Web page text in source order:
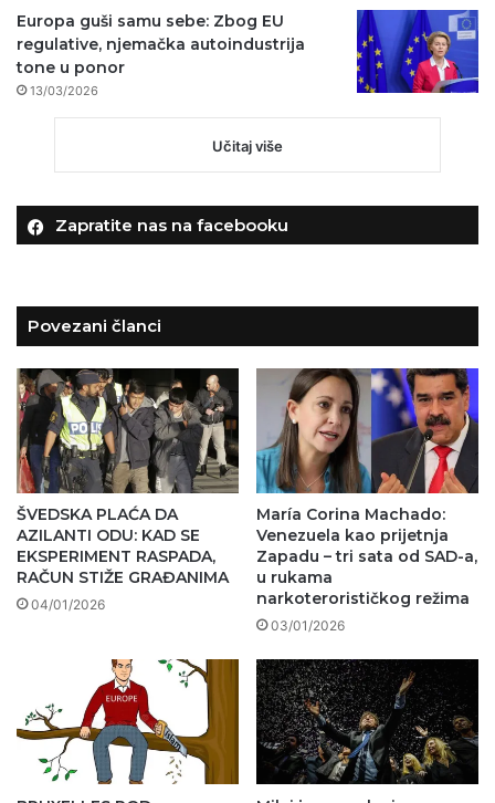
Europa guši samu sebe: Zbog EU
regulative, njemačka autoindustrija
tone u ponor
13/03/2026
Učitaj više
Zapratite nas na facebooku
Povezani članci
ŠVEDSKA PLAĆA DA
AZILANTI ODU: KAD SE
EKSPERIMENT RASPADA,
RAČUN STIŽE GRAĐANIMA
04/01/2026
María Corina Machado:
Venezuela kao prijetnja
Zapadu – tri sata od SAD-a,
u rukama
narkoterorističkog režima
03/01/2026